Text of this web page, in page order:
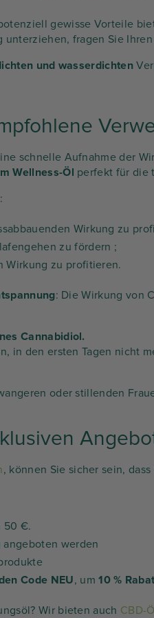
gewisse Vorteile
fragen Sie
und wasserdichten
schnelle Aufnahme der
Wellness-Öl perfekt für die
Wirkung zu
zu fördern ;
Wirkung zu profitieren.
: Die Wirkung von
Cannabidiol.
in den ersten Tagen nicht
oder stillenden
, können Sie sicher sein, dass
50 €.
werden
Code NEU, um10 %
Wir bieten auch CBD-